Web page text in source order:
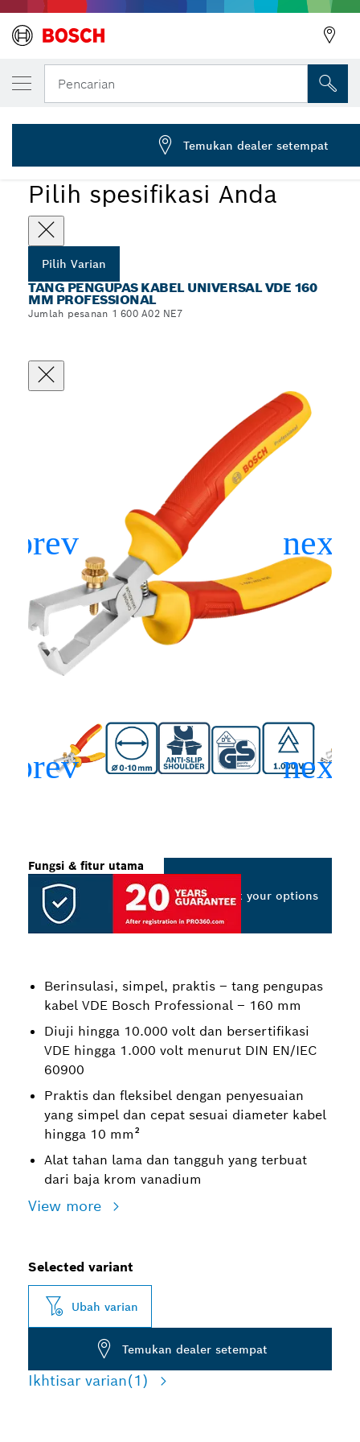
Pencarian
... Tang Pengupas Kabel Universal VDE 160 mm Professional
Pilih spesifikasi Anda
Pilih Varian
TANG PENGUPAS KABEL UNIVERSAL VDE 160
MM PROFESSIONAL
Jumlah pesanan 1 600 A02 NE7
Berinsulasi, simpel, praktis – tang pengupas
kabel VDE Bosch Professional – 160 mm
Diuji hingga 10.000 volt dan bersertifikasi
VDE hingga 1.000 volt menurut DIN EN/IEC
60900
Praktis dan fleksibel dengan penyesuaian
yang simpel dan cepat sesuai diameter kabel
hingga 10 mm²
Alat tahan lama dan tangguh yang terbuat
dari baja krom vanadium
View more
Fungsi & fitur utama
Select your options
Selected variant
Ubah varian
Temukan dealer setempat
Ikhtisar varian(1)
VARIAN PILIHAN ANDA
Tang Pengupas Kabel Universal VDE, 160
1 600 A02 NE7
Temukan dealer setempat